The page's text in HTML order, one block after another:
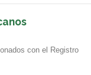
con el Registro